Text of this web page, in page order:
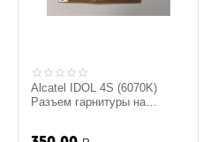
Alcatel IDOL 4S (6070K)
Разъем гарнитуры на